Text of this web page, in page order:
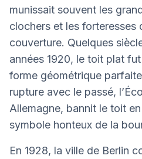
munissait souvent les
clochers et les forteresses
couverture. Quelques
années 1920, le toit plat
forme géométrique
rupture avec le passé,
Allemagne, bannit le toit
symbole honteux de la
En 1928, la ville de Berlin